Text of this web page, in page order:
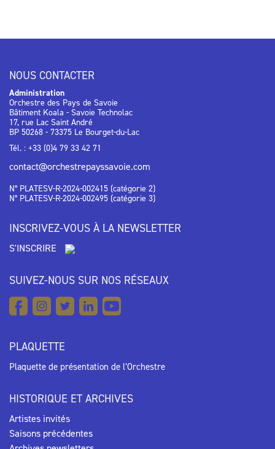
NOUS CONTACTER
Administration
Orchestre des Pays de Savoie
Bâtiment Koala - Savoie Technolac
17, rue Lac Saint André
BP 50268 - 73375 Le Bourget-du-Lac
Tél. : +33 (0)4 79 33 42 71
contact@orchestrepayssavoie.com
N° PLATESV-R-2024-002415 (catégorie 2)
N° PLATESV-R-2024-002495 (catégorie 3)
INSCRIVEZ-VOUS À LA NEWSLETTER
S'INSCRIRE
SUIVEZ-NOUS SUR NOS RÉSEAUX
PLAQUETTE
Plaquette de présentation de l’Orchestre
HISTORIQUE ET ARCHIVES
Artistes invités
Saisons précédentes